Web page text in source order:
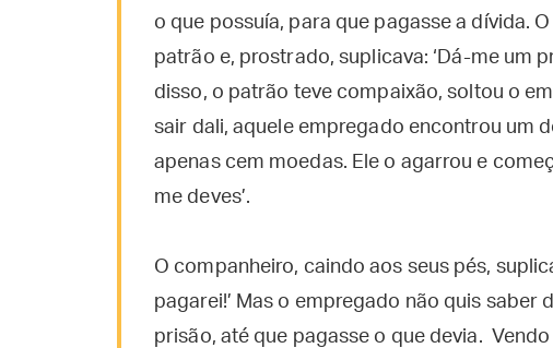
o que possuía, para que pagasse a dívida.
patrão e, prostrado, suplicava: ‘Dá-me um
disso, o patrão teve compaixão, soltou o
sair dali, aquele empregado encontrou um
apenas cem moedas. Ele o agarrou e
me deves’.
O companheiro, caindo aos seus pés,
pagarei!’ Mas o empregado não quis saber
prisão, até que pagasse o que devia.